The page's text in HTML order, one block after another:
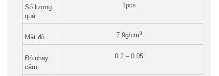
Số lượng
quả
1pcs
Mật độ 7.9g/cm3
Độ nhạy
cảm
0.2 – 0.05